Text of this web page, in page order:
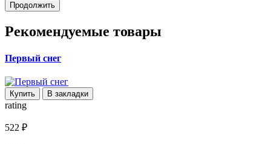
Продолжить
Рекомендуемые товары
Первый снег
Купить В закладки
rating
522 ₽